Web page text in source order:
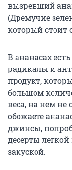
вызревший
(Дремучие
который стоит
В ананасах
радикалы и
продукт,
большом
веса, на нем не
обожаете
джинсы,
десерты
закуской.